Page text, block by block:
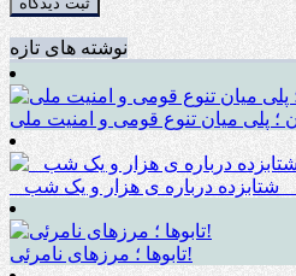
نوشته های تازه
؛ پلی میان تنوع قومی و امنیت ملی
تابوها ؛ مرزهای نامرئی!